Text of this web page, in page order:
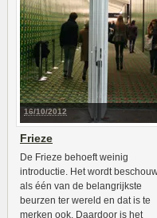
16/10/2012
Frieze
De Frieze behoeft weinig
introductie. Het wordt
als één van de belangrijkste
beurzen ter wereld en dat is te
merken ook. Daardoor is het